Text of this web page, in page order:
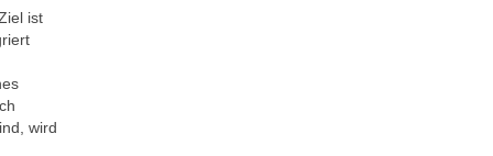
ist
wird